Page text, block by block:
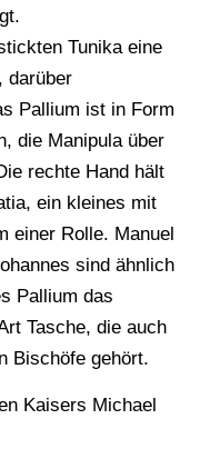
Tunika eine
darüber
Pallium ist in Form
die Manipula über
rechte Hand hält
ein kleines mit
einer Rolle. Manuel
sind ähnlich
Pallium das
Tasche, die auch
Bischöfe gehört.
Kaisers Michael